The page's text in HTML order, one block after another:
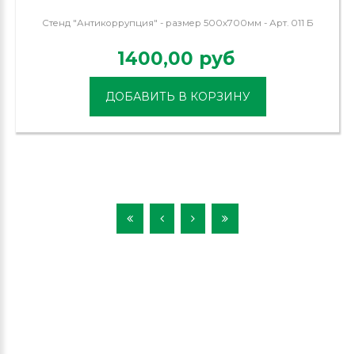
Стенд "Антикоррупция" - размер 500х700мм - Арт. 011 Б
1400,00 руб
ДОБАВИТЬ В КОРЗИНУ